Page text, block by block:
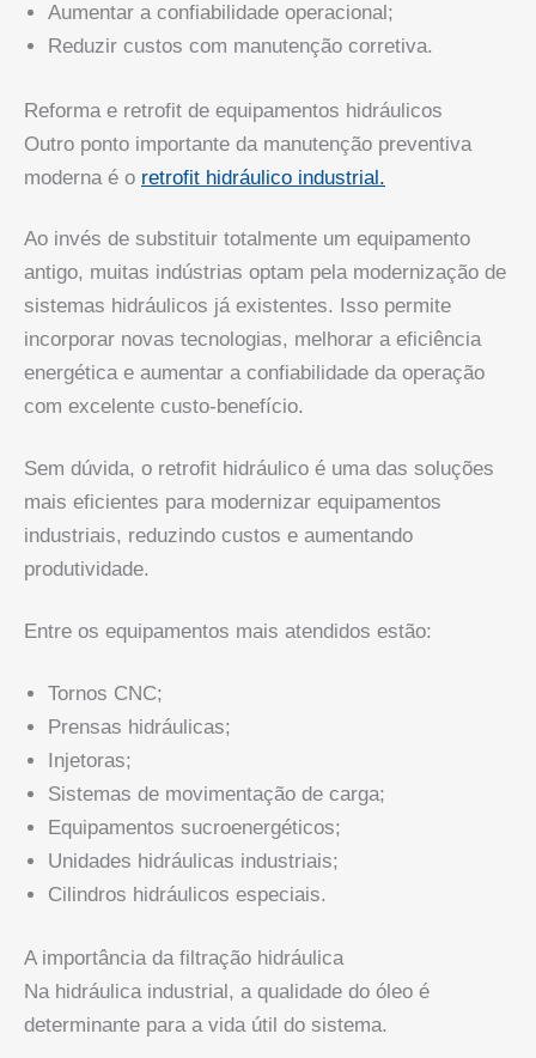
Aumentar a confiabilidade operacional;
Reduzir custos com manutenção corretiva.
Reforma e retrofit de equipamentos hidráulicos
Outro ponto importante da manutenção preventiva
moderna é o retrofit hidráulico industrial.
Ao invés de substituir totalmente um equipamento
antigo, muitas indústrias optam pela modernização de
sistemas hidráulicos já existentes. Isso permite
incorporar novas tecnologias, melhorar a eficiência
energética e aumentar a confiabilidade da operação
com excelente custo-benefício.
Sem dúvida, o retrofit hidráulico é uma das soluções
mais eficientes para modernizar equipamentos
industriais, reduzindo custos e aumentando
produtividade.
Entre os equipamentos mais atendidos estão:
Tornos CNC;
Prensas hidráulicas;
Injetoras;
Sistemas de movimentação de carga;
Equipamentos sucroenergéticos;
Unidades hidráulicas industriais;
Cilindros hidráulicos especiais.
A importância da filtração hidráulica
Na hidráulica industrial, a qualidade do óleo é
determinante para a vida útil do sistema.